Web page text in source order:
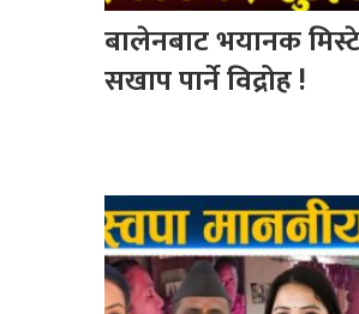
बालेनबाट भयानक
सखाप पार्ने विद्रोह !